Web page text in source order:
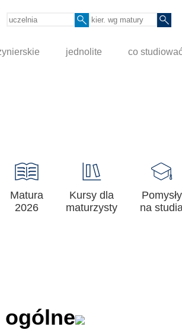
jednolite co
Matura
2026
Kursy dla
maturzysty
Pomysły
na
ogólne